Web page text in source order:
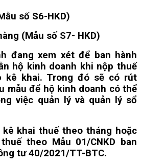
số S6-HKD)
(Mẫu số S7- HKD)
đang xem xét để ban hành
hộ kinh doanh khi nộp thuế
kê khai. Trong đó sẽ có rút
mẫu để hộ kinh doanh có thể
việc quản lý và quản lý sổ
kê khai thuế theo tháng hoặc
theo Mẫu 01/CNKD ban
tư 40/2021/TT-BTC.